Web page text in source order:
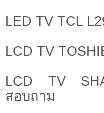
LED TV TCL
LCD TV
LCD TV
สอบถาม